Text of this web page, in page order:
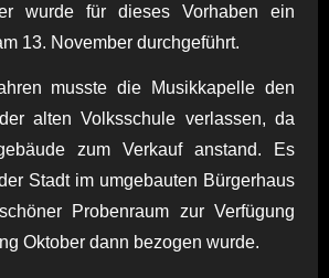
wurde für dieses Vorhaben ein
13. November durchgeführt.
musste die Musikkapelle den
alten Volksschule verlassen, da
zum Verkauf anstand. Es
Stadt im umgebauten Bürgerhaus
Probenraum zur Verfügung
Oktober dann bezogen wurde.